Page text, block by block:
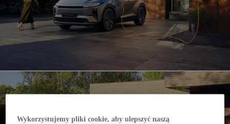
Wykorzystujemy pliki cookie, aby ulepszyć naszą